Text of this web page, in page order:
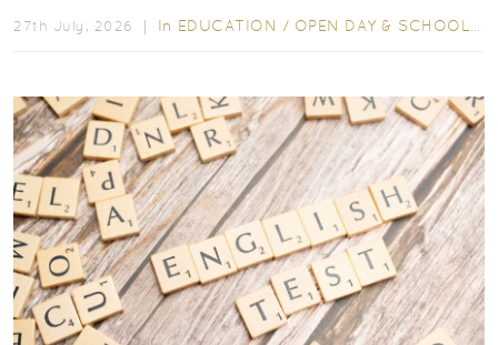
27th July, 2026 ｜ In EDUCATION / OPEN DAY & SCHOOL EVENTS